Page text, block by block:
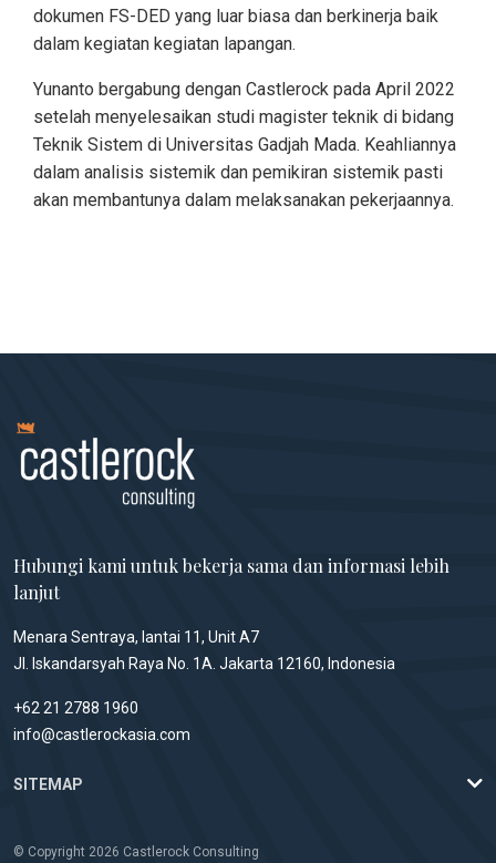
dokumen FS-DED yang luar biasa dan berkinerja baik
dalam kegiatan kegiatan lapangan.
Yunanto bergabung dengan Castlerock pada April 2022
setelah menyelesaikan studi magister teknik di bidang
Teknik Sistem di Universitas Gadjah Mada. Keahliannya
dalam analisis sistemik dan pemikiran sistemik pasti
akan membantunya dalam melaksanakan pekerjaannya.
Hubungi kami untuk bekerja sama dan informasi lebih
lanjut
Menara Sentraya, lantai 11, Unit A7
Jl. Iskandarsyah Raya No. 1A. Jakarta 12160, Indonesia
+62 21 2788 1960
info@castlerockasia.com
SITEMAP
© Copyright 2026 Castlerock Consulting